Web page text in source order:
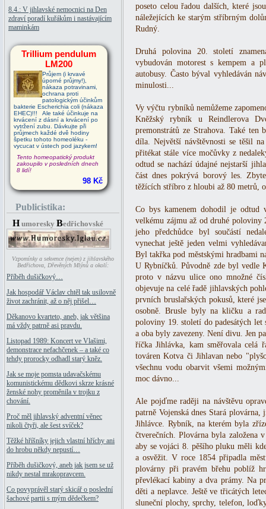
8.4.: V jihlavské nemocnici na Den
zdraví poradí kuřákům i nastávajícím
maminkám
Trillium pendulum
LM200
Průjem (i krvavé
úporné průjmy!),
nákaza potravinami,
ochrana proti
patologickým účinkům
bakterie Escherichia coli (nákaza
EHEC)!!! Ale také účinkuje na
krvácení z dásní a krvácení po
vytržení zubu. Dávkujte při
průjmech každé dvě hodiny
špetku tohoto homeoléku -
vycucat v ústech pod jazykem!
Tento homeopatický produkt
zakoupilo v posledních dnech
8 lidí!
98 Kč
Publicistika:
H umoresky Bedřichovské
Vzpomínky a sekvence (nejen) z jihlavského
Bedřichova, Dřevěných Mlýnů a okolí:
Příběh dušičkový…
Jak hospodář Václav chtěl tak usilovně
život zachránit, až o něj přišel…
Děkanovo kvarteto, aneb, jak většina
má vždy patrně asi pravdu.
Listopad 1989: Koncert ve Vlašimi,
demonstrace nefachčenek – a také co
tehdy prorocky odhadl starý kněz.
Jak se moje pomsta udavačskému
komunistickému dědkovi skrze krásné
ženské nohy proměnila v trojku z
chování.
Proč měl jihlavský adventní věnec
nikoli čtyři, ale šest svíček?
Těžké hříšníky jejich vlastní hříchy ani
do hrobu někdy nepustí…
Příběh dušičkový, aneb jak jsem se už
nikdy nestal mrakopravcem.
Co povyprávěl starý skicář o poslední
šachové partii s mým dědečkem?
poseto celou řadou dalších, které
náležejících ke starým stříbrným
Rudný.
Druhá polovina 20. století
vybudován motorest s kempem a
autobusy. Často býval vyhledáván
minulosti...
Vy výčtu rybníků nemůžeme
Kněžský rybník u Reindlerova
premonstrátů ze Strahova. Také ten
díla. Největší návštěvnosti se těšil
přitékat stále více močůvky z
odtud se nachází údajné nejstarší
část dnes pokrývá borový les.
těžících stříbro z hloubi až 80 metrů,
Co bys kamenem dohodil je odtud
velkému zájmu až od druhé poloviny
jeho předchůdce byl součástí
vynechat ještě jeden velmi
Byl takřka pod městskými hradbami
U Rybníčků. Původně zde byl vedle
proto v názvu ulice ono množné
objevuje na celé řadě jihlavských
prvních bruslařských pokusů, které
osobně. Brusle byly na kličku a
poloviny 19. století do padesátých
a oba byly zavezeny. Není divu. Jen
říčka Jihlávka, kam směřovala celá
továren Kotva či Jihlavan nebo
všechnu vodu obarvit všemi
moc dávno...
Ale pojďme raději na návštěvu
patrně Vojenská dnes Stará
Jihlávce. Rybník, na kterém byla
čtverečních. Plovárna byla založena
aby se vojáci 8. pěšího pluku měli
a osvěžit. V roce 1854 připadla
plovárny při pravém břehu poblíž
převlékací kabiny a dva prámy. Na
děti a neplavce. Ještě ve třicátých
sluneční plochy, sprchy, telefon,